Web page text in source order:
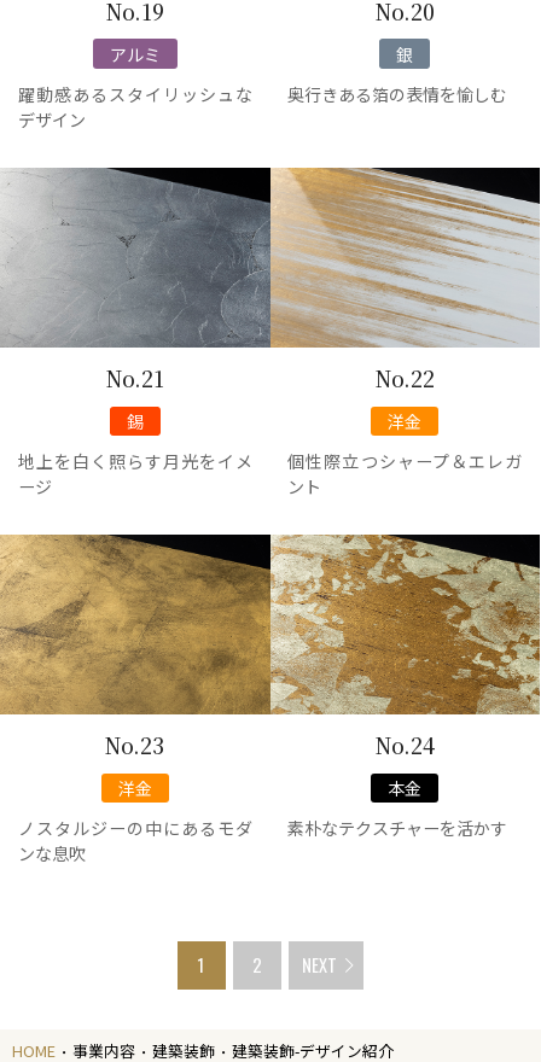
No.19
アルミ
躍動感あるスタイリッシュな
デザイン
No.20
銀
奥行きある箔の表情を愉しむ
No.21
錫
地上を白く照らす月光をイメ
ージ
No.22
洋金
個性際立つシャープ＆エレガ
ント
No.23
洋金
ノスタルジーの中にあるモダ
ンな息吹
No.24
本金
素朴なテクスチャーを活かす
1 2 NEXT
HOME 事業内容 建築装飾 建築装飾-デザイン紹介